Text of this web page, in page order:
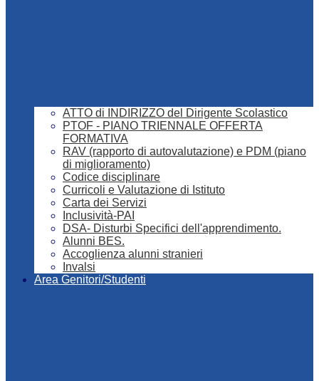
ATTO di INDIRIZZO del Dirigente Scolastico
PTOF - PIANO TRIENNALE OFFERTA
FORMATIVA
RAV (rapporto di autovalutazione) e PDM (piano
di miglioramento)
Codice disciplinare
Curricoli e Valutazione di Istituto
Carta dei Servizi
Inclusività-PAI
DSA- Disturbi Specifici dell'apprendimento.
Alunni BES.
Accoglienza alunni stranieri
Invalsi
Area Genitori/Studenti